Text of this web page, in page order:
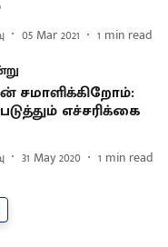
05 Mar 2021 1 min read
சமாளிக்கிறோம்:
எச்சரிக்கை
31 May 2020 1 min read